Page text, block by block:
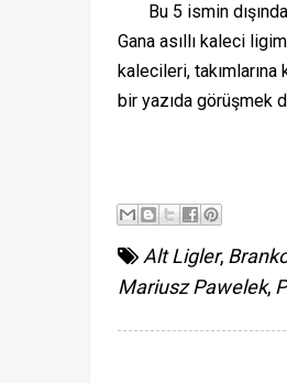
Bu 5 ismin
Gana asıllı kaleci
kalecileri,
bir yazıda görüşmek
Alt Ligler,
Mariusz Pawelek,